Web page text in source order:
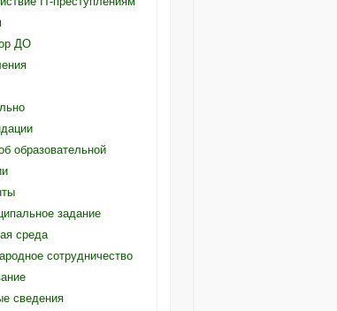
ДО
образовательной
задание
среда
сотрудничество
сведения